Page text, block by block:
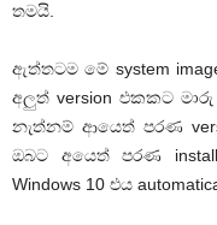
තමයි.
ඇත්තටම මේ system
අලුත් version එකකට
නැත්නම් ආයෙත් පරණ
ඔබට අයෙත් පරණ
Windows 10 එය